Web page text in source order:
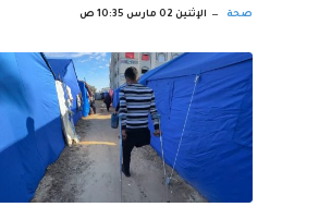
صحة الإثنين 02 مارس 10:35 ص